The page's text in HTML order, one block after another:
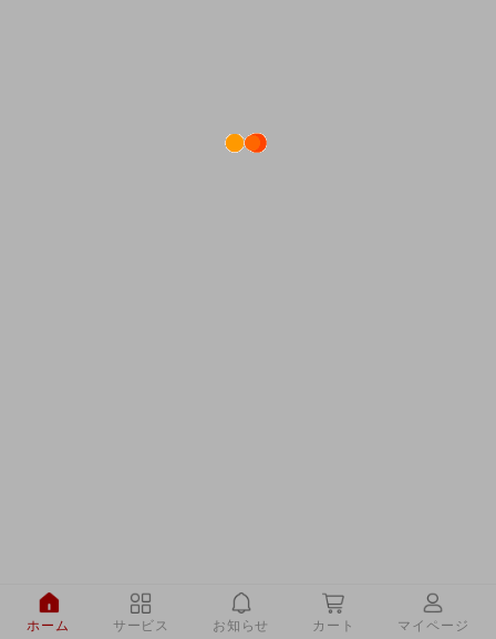
ホーム サービス お知らせ カート マイページ